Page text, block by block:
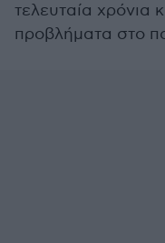
τελευταία χρόνια
προβλήματα στο